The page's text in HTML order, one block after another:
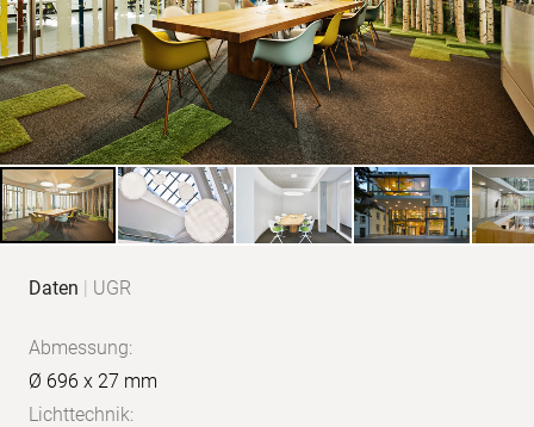
Produkt-
Daten
Daten | UGR
Abmessung:
Ø 696 x 27 mm
Lichttechnik: